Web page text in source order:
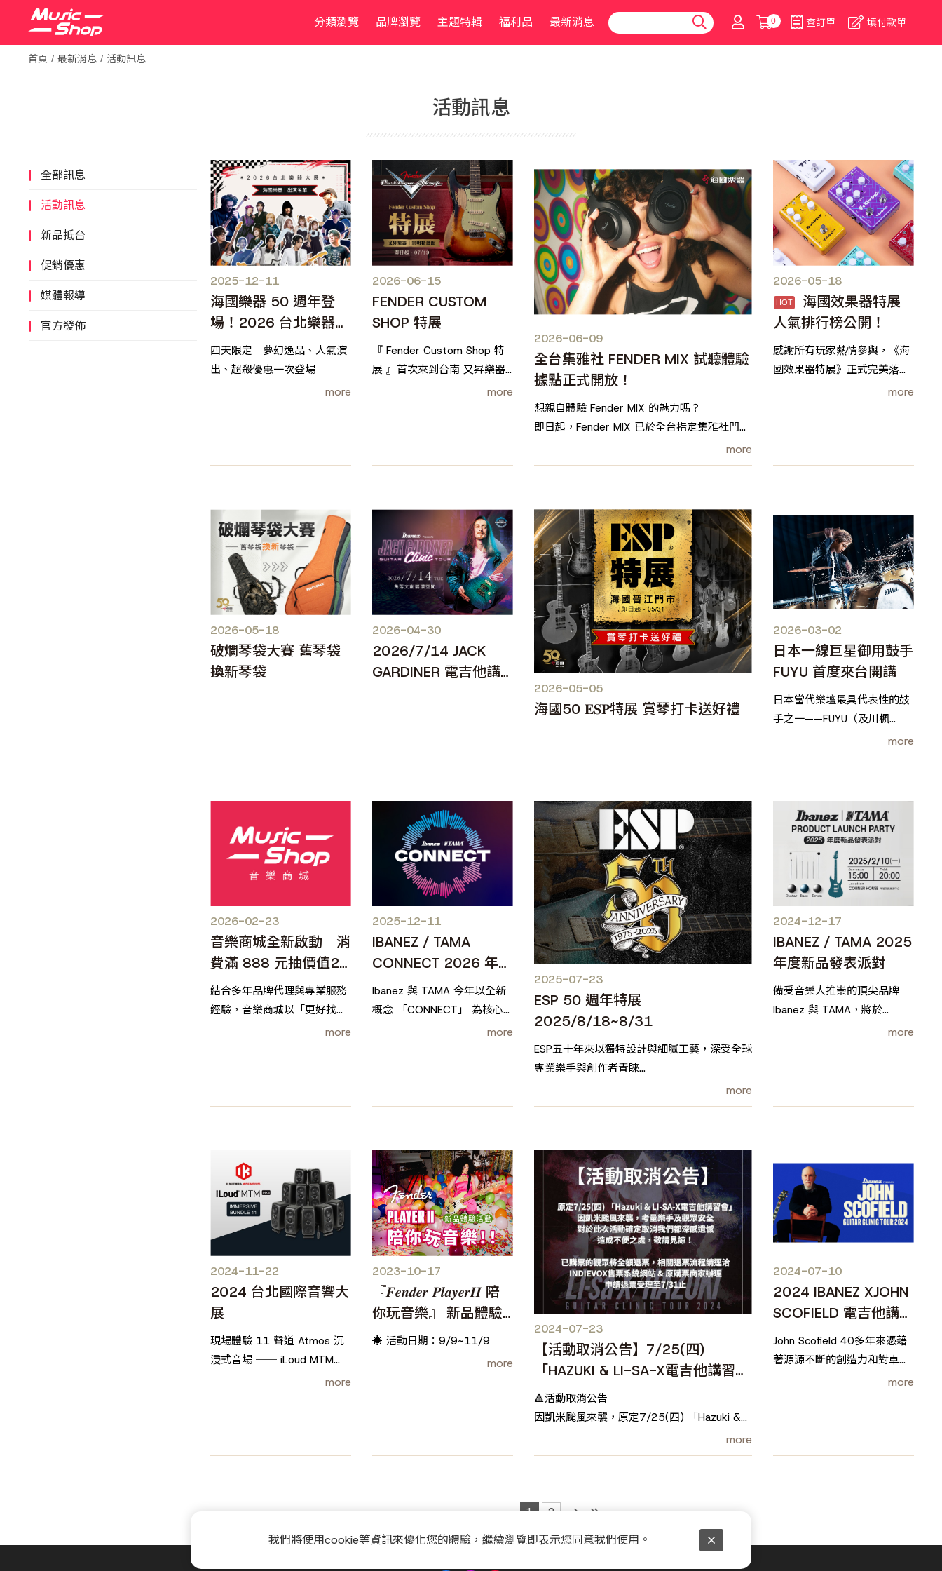
分類瀏覽 品牌瀏覽 主題特輯 福利品 最新消息 0 查訂單 填付款單
首頁 最新消息 活動訊息
活動訊息
全部訊息
活動訊息
新品抵台
促銷優惠
媒體報導
官方發佈
2025-12-11
海國樂器 50 週年登
場！2026 台北樂器大
展必逛攤位就在這！
四天限定 夢幻逸品、人氣演
出、超殺優惠一次登場
more
2026-06-15
FENDER CUSTOM
SHOP 特展
『 Fender Custom Shop 特
展 』首次來到台南 又昇樂器
more
2026-06-09
全台集雅社 FENDER MIX 試聽體驗
據點正式開放！
想親自體驗 Fender MIX 的魅力嗎？
即日起，Fender MIX 已於全台指定集雅社門市
more
2026-05-18
海國效果器特展
人氣排行榜公開！
感謝所有玩家熱情參與，《海
國效果器特展》正式完美落
幕！本次特展集結超過百顆效
夢幻音色。
more
2026-05-18
破爛琴袋大賽 舊琴袋
換新琴袋
2026-04-30
2026/7/14 JACK
GARDINER 電吉他講
2026-05-05
海國50 𝐄𝐒𝐏特展 賞琴打卡送好禮
2026-03-02
日本一線巨星御用鼓手
FUYU 首度來台開講
日本當代樂壇最具代表性的鼓
手之一——FUYU（及川楓
也），將於 2026 年 3 月 12
日首度來台舉辦專場講習會。
精神與日本職人般精準細膩的
演奏風格，在眾多職業樂手中
脫穎而出，成為多位天王天后
級藝人最信賴的御用鼓手。
more
2026-02-23
音樂商城全新啟動 消
費滿 888 元抽價值2
萬元藍牙喇叭
結合多年品牌代理與專業服務
經驗，音樂商城以「更好找、
更好選、更好逛」為核心，打
more
2025-12-11
IBANEZ / TAMA
CONNECT 2026 年度
新品發表派對
Ibanez 與 TAMA 今年以全新
概念 「CONNECT」 為核心
概念，象徵品牌與樂手、科技
相。
more
2025-07-23
ESP 50 週年特展
2025/8/18~8/31
ESP五十年來以獨特設計與細膩工藝，深受全球
專業樂手與創作者青睞
一起來50週年紀念特展，體驗ESP 始終走前端
的製琴美學。
more
2024-12-17
IBANEZ / TAMA 2025
年度新品發表派對
備受音樂人推崇的頂尖品牌
Ibanez 與 TAMA，將於
2025 年推出全新力作！即將
more
2024-11-22
2024 台北國際音響大
展
現場體驗 11 聲道 Atmos 沉
浸式音場 ── iLoud MTM
MKII Immersive Bundle 11 亮
more
2023-10-17
『𝑭𝒆𝒏𝒅𝒆𝒓 𝑷𝒍𝒂𝒚𝒆𝒓𝑰𝑰 陪
你玩音樂』 新品體驗
活動二重奏 ✨
☀ 活動日期：9/9~11/9
more
2024-07-23
【活動取消公告】7/25(四)
「HAZUKI & LI-SA-X電吉他講習
會」
🔺活動取消公告
因凱米颱風來襲，原定7/25(四) 「Hazuki &
確定取消。
已購票的觀眾將全額退票，相關退票流程請逕
洽 #INDIEVOX售票系統網站 & #原購票商家
more
2024-07-10
2024 IBANEZ XJOHN
SCOFIELD 電吉他講習
會
John Scofield 40多年來憑藉
著源源不斷的創造力和對卓越
的持久追求，他的音樂影響了
2024年9月10日，John
more
1
2
我們將使用cookie等資訊來優化您的體驗，繼續瀏覽即表示您同意我們使用。